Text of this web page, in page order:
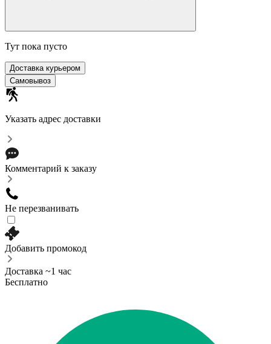
Тут пока пусто
Доставка курьером
Самовывоз
Указать адрес доставки
Комментарий к заказу
Не перезванивать
Добавить промокод
Доставка ~1 час
Бесплатно